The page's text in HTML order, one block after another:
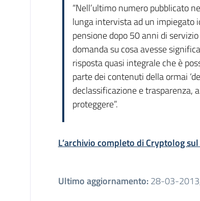
“Nell’ultimo numero pubblicato
lunga intervista ad un impiegato
pensione dopo 50 anni di
domanda su cosa avesse
risposta quasi integrale che è
parte dei contenuti della ormai
declassificazione e trasparenza,
proteggere”.
L’archivio completo di Cryptolog
Ultimo aggiornamento:28-03-